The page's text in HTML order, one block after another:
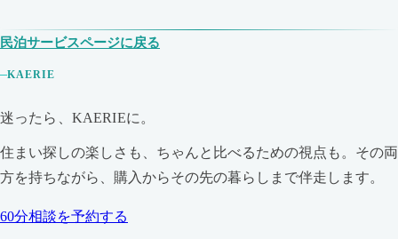
民泊サービスページに戻る
KAERIE
迷ったら、KAERIEに。
住まい探しの楽しさも、ちゃんと比べるための視点も。その両
方を持ちながら、購入からその先の暮らしまで伴走します。
60分相談を予約する